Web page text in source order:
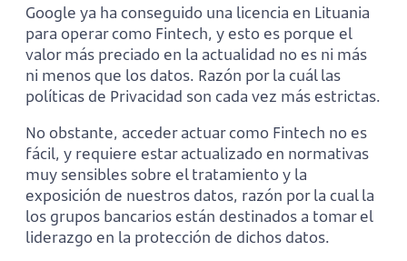
Google ya ha conseguido una licencia en Lituania
para operar como Fintech, y esto es porque el
valor más preciado en la actualidad no es ni más
ni menos que los datos. Razón por la cuál las
políticas de Privacidad son cada vez más estrictas.
No obstante, acceder actuar como Fintech no es
fácil, y requiere estar actualizado en normativas
muy sensibles sobre el tratamiento y la
exposición de nuestros datos, razón por la cual la
los grupos bancarios están destinados a tomar el
liderazgo en la protección de dichos datos.